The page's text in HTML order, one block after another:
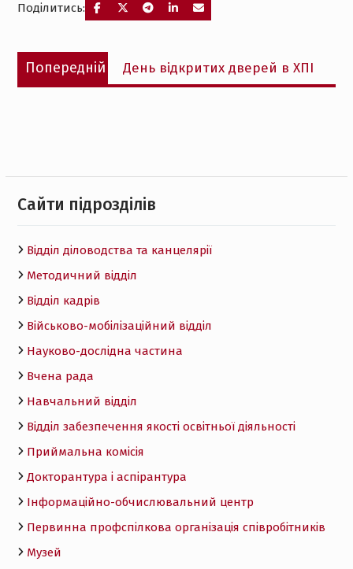
Поділитись:
Навігація
записів
Попередній
Попередній
запис:
День відкритих дверей в ХПІ
Cайти підрозділів
Відділ діловодства та канцелярії
Методичний відділ
Відділ кадрів
Військово-мобілізаційний відділ
Науково-дослідна частина
Вчена рада
Навчальний відділ
Відділ забезпечення якості освітньої діяльності
Приймальна комісія
Докторантура і аспірантура
Інформаційно-обчислювальний центр
Первинна профспілкова організація співробітників
Музей